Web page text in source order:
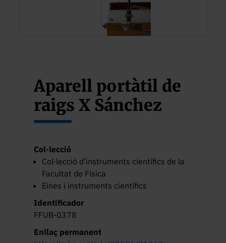
Aparell portàtil de
raigs X Sánchez
Col·lecció
Col·lecció d’instruments científics de la
Facultat de Física
Eines i instruments científics
Identificador
FFUB-0378
Enllaç permanent